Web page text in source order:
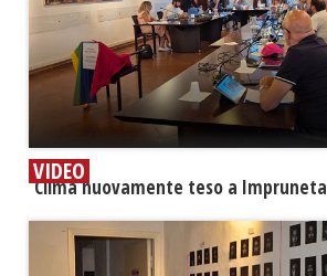
VIDEO
​Clima nuovamente teso a Impruneta